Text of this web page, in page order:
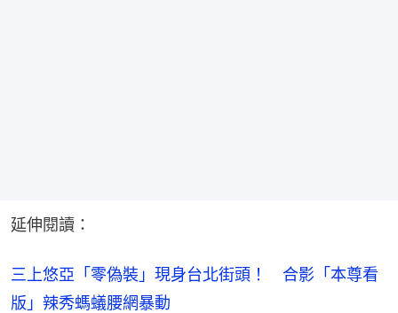
延伸閱讀：
三上悠亞「零偽裝」現身台北街頭！　合影「本尊看
版」辣秀螞蟻腰網暴動